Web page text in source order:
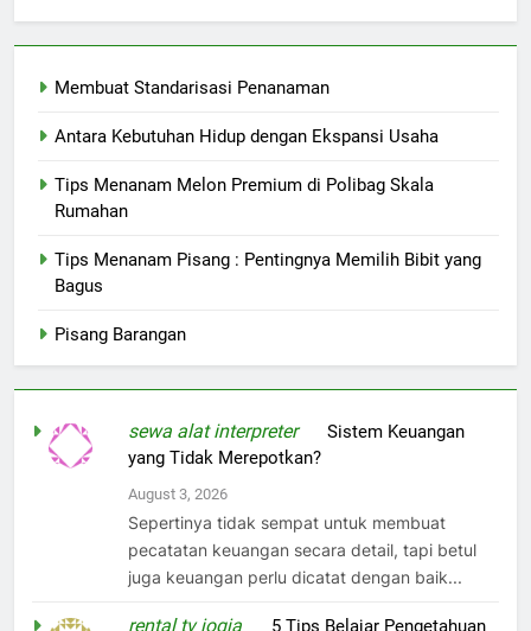
Membuat Standarisasi Penanaman
Antara Kebutuhan Hidup dengan Ekspansi Usaha
Tips Menanam Melon Premium di Polibag Skala
Rumahan
Tips Menanam Pisang : Pentingnya Memilih Bibit yang
Bagus
Pisang Barangan
sewa alat interpreteronSistem Keuangan
yang Tidak Merepotkan?
August 3, 2026
Sepertinya tidak sempat untuk membuat
pecatatan keuangan secara detail, tapi betul
juga keuangan perlu dicatat dengan baik...
rental tv jogja 5 Tips Belajar Pengetahuan